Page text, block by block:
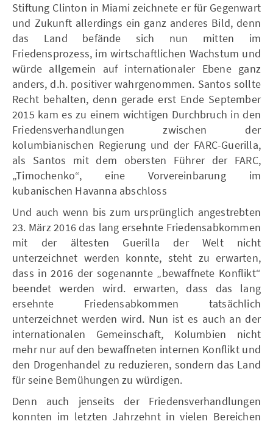
Stiftung Clinton in Miami zeichnete er für Gegenwart
und Zukunft allerdings ein ganz anderes Bild, denn
das Land befände sich nun mitten im
Friedensprozess, im wirtschaftlichen Wachstum und
würde allgemein auf internationaler Ebene ganz
anders, d.h. positiver wahrgenommen. Santos sollte
Recht behalten, denn gerade erst Ende September
2015 kam es zu einem wichtigen Durchbruch in den
Friedensverhandlungen zwischen der
kolumbianischen Regierung und der FARC-Guerilla,
als Santos mit dem obersten Führer der FARC,
„Timochenko“, eine Vorvereinbarung im
kubanischen Havanna abschloss
Und auch wenn bis zum ursprünglich angestrebten
23. März 2016 das lang ersehnte Friedensabkommen
mit der ältesten Guerilla der Welt nicht
unterzeichnet werden konnte, steht zu erwarten,
dass in 2016 der sogenannte „bewaffnete Konflikt“
beendet werden wird. erwarten, dass das lang
ersehnte Friedensabkommen tatsächlich
unterzeichnet werden wird. Nun ist es auch an der
internationalen Gemeinschaft, Kolumbien nicht
mehr nur auf den bewaffneten internen Konflikt und
den Drogenhandel zu reduzieren, sondern das Land
für seine Bemühungen zu würdigen.
Denn auch jenseits der Friedensverhandlungen
konnten im letzten Jahrzehnt in vielen Bereichen